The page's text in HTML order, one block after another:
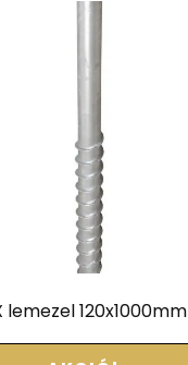
lemezel 120x1000mm